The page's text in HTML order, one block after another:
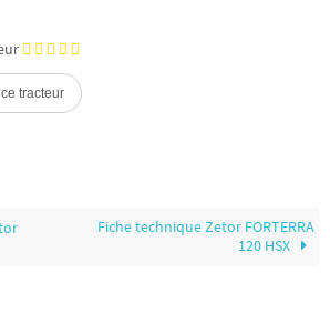
Fiche technique Zetor FORTERRA
120 HSX